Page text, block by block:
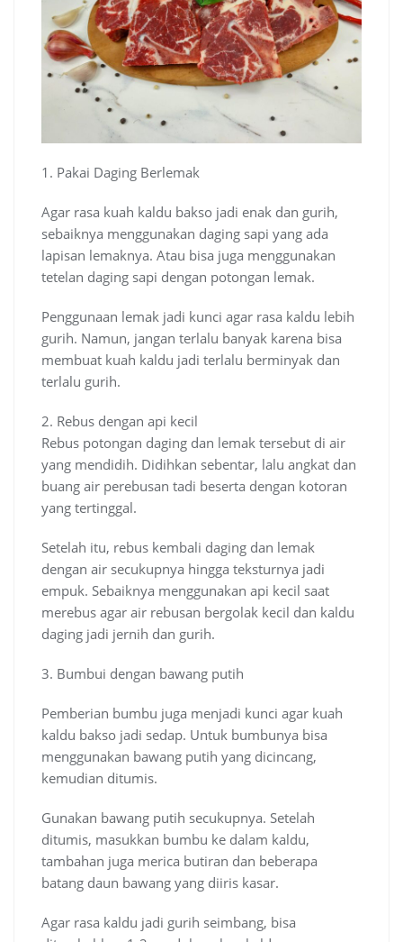
1. Pakai Daging Berlemak
Agar rasa kuah kaldu bakso jadi enak dan gurih,
sebaiknya menggunakan daging sapi yang ada
lapisan lemaknya. Atau bisa juga menggunakan
tetelan daging sapi dengan potongan lemak.
Penggunaan lemak jadi kunci agar rasa kaldu lebih
gurih. Namun, jangan terlalu banyak karena bisa
membuat kuah kaldu jadi terlalu berminyak dan
terlalu gurih.
2. Rebus dengan api kecil
Rebus potongan daging dan lemak tersebut di air
yang mendidih. Didihkan sebentar, lalu angkat dan
buang air perebusan tadi beserta dengan kotoran
yang tertinggal.
Setelah itu, rebus kembali daging dan lemak
dengan air secukupnya hingga teksturnya jadi
empuk. Sebaiknya menggunakan api kecil saat
merebus agar air rebusan bergolak kecil dan kaldu
daging jadi jernih dan gurih.
3. Bumbui dengan bawang putih
Pemberian bumbu juga menjadi kunci agar kuah
kaldu bakso jadi sedap. Untuk bumbunya bisa
menggunakan bawang putih yang dicincang,
kemudian ditumis.
Gunakan bawang putih secukupnya. Setelah
ditumis, masukkan bumbu ke dalam kaldu,
tambahan juga merica butiran dan beberapa
batang daun bawang yang diiris kasar.
Agar rasa kaldu jadi gurih seimbang, bisa